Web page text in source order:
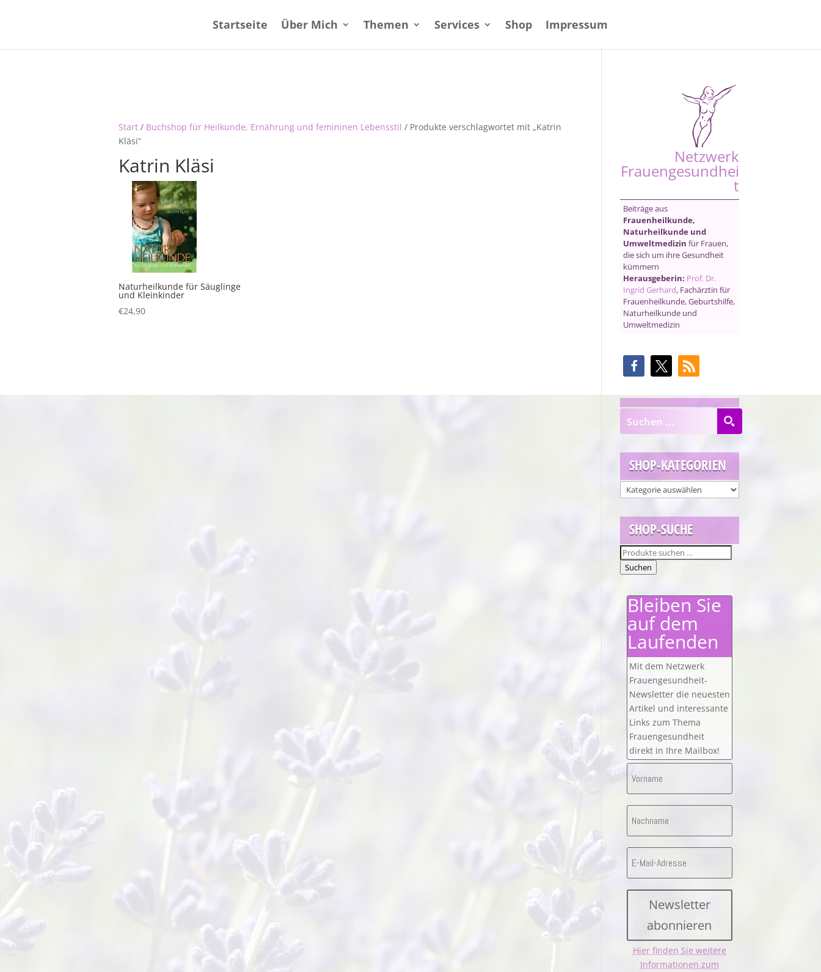
Startseite Über Mich Themen Services Shop Impressum
Start/ Buchshop für Heilkunde, Ernährung und femininen Lebensstil / Produkte verschlagwortet mit „Katrin
Kläsi“
Katrin Kläsi
Naturheilkunde für Säuglinge
und Kleinkinder
€24,90
Netzwerk
Frauengesundhei
t
Beiträge aus
Frauenheilkunde,
Naturheilkunde und
Umweltmedizin für Frauen,
die sich um ihre Gesundheit
kümmern
Herausgeberin: Prof. Dr.
Ingrid Gerhard, Fachärztin für
Frauenheilkunde, Geburtshilfe,
Naturheilkunde und
Umweltmedizin
SHOP-KATEGORIEN
SHOP-SUCHE
Suchen
nach:
Suchen
Bleiben Sie
auf dem
Laufenden
Mit dem Netzwerk
Frauengesundheit-
Newsletter die neuesten
Artikel und interessante
Links zum Thema
Frauengesundheit
direkt in Ihre Mailbox!
Newsletter
abonnieren
Hier finden Sie weitere
Informationen zum